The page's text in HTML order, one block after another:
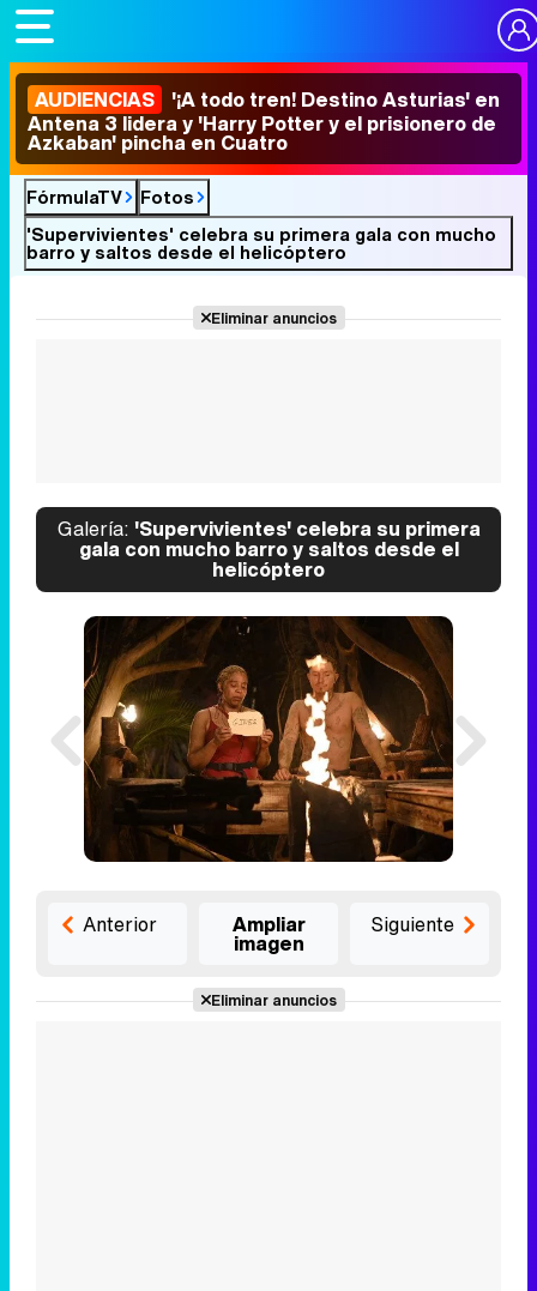
AUDIENCIAS '¡A todo tren! Destino Asturias' en
Antena 3 lidera y 'Harry Potter y el prisionero de
Azkaban' pincha en Cuatro
FórmulaTV
Fotos
'Supervivientes' celebra su primera gala con mucho
barro y saltos desde el helicóptero
Eliminar anuncios
Galería: 'Supervivientes' celebra su primera
gala con mucho barro y saltos desde el
helicóptero
Anterior Ampliar
imagen
Siguiente
Eliminar anuncios